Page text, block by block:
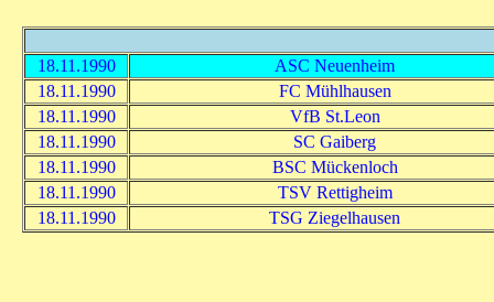
18.11.1990
ASC Neuenheim
18.11.1990
FC Mühlhausen
18.11.1990
VfB St.Leon
18.11.1990
SC Gaiberg
18.11.1990
BSC Mückenloch
18.11.1990
TSV Rettigheim
18.11.1990
TSG Ziegelhausen